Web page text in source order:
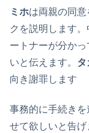
ミホは両親の同意
クを説明します
ートナーが分か
いと伝えます。 タ
向き謝罪します
事務的に手続きを
せて欲しいと告げ